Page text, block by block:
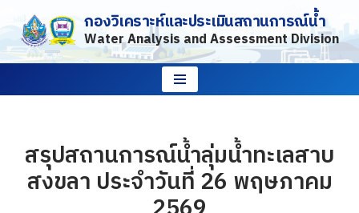
Skip
to
กองวิเคราะห์และประเมินสถานการณ์น้ำ
Water Analysis and Assessment Division
สรุปสถานการณ์น้ำลุ่มน้ำทะเลสาบ
สงขลา ประจำวันที่ 26 พฤษภาคม